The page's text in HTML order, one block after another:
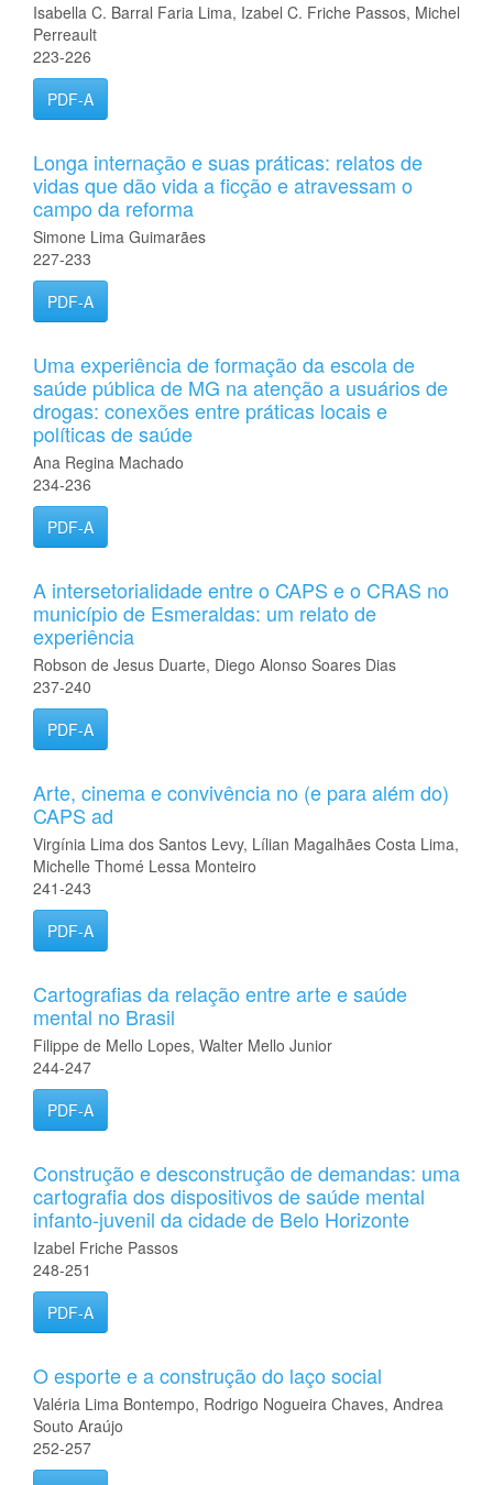
Isabella C. Barral Faria Lima, Izabel C. Friche Passos, Michel
Perreault
223-226
PDF-A
Longa internação e suas práticas: relatos de
vidas que dão vida a ficção e atravessam o
campo da reforma
Simone Lima Guimarães
227-233
PDF-A
Uma experiência de formação da escola de
saúde pública de MG na atenção a usuários de
drogas: conexões entre práticas locais e
políticas de saúde
Ana Regina Machado
234-236
PDF-A
A intersetorialidade entre o CAPS e o CRAS no
município de Esmeraldas: um relato de
experiência
Robson de Jesus Duarte, Diego Alonso Soares Dias
237-240
PDF-A
Arte, cinema e convivência no (e para além do)
CAPS ad
Virgínia Lima dos Santos Levy, Lílian Magalhães Costa Lima,
Michelle Thomé Lessa Monteiro
241-243
PDF-A
Cartografias da relação entre arte e saúde
mental no Brasil
Filippe de Mello Lopes, Walter Mello Junior
244-247
PDF-A
Construção e desconstrução de demandas: uma
cartografia dos dispositivos de saúde mental
infanto-juvenil da cidade de Belo Horizonte
Izabel Friche Passos
248-251
PDF-A
O esporte e a construção do laço social
Valéria Lima Bontempo, Rodrigo Nogueira Chaves, Andrea
Souto Araújo
252-257